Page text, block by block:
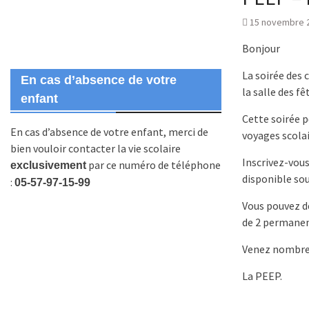
15 novembre
Bonjour
La soirée des
la salle des
Cette soirée
voyages
Inscrivez-
disponible
Vous pouvez
de 2
Venez
La PEEP.
En cas d’absence de votre
enfant
En cas d’absence de votre enfant, merci de
bien vouloir contacter la vie scolaire
exclusivement par ce numéro de téléphone
: 05-57-97-15-99